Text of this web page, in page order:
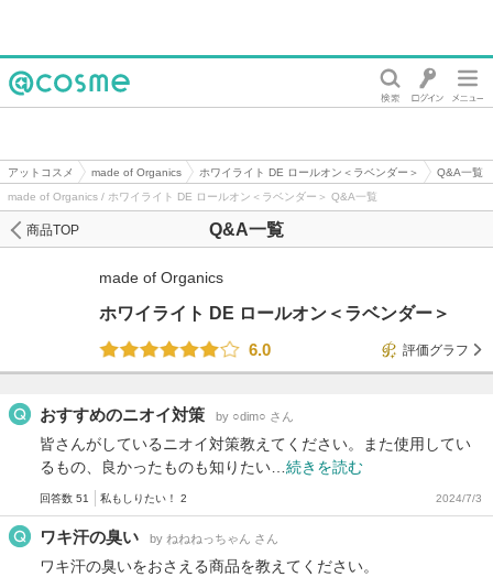
アットコスメ made of Organics ホワイライト DE ロールオン＜ラベンダー＞
Q&A一覧
made of Organics / ホワイライト DE ロールオン＜ラベンダー＞ Q&A一覧
Q&A一覧
商品TOP
made of Organics
ホワイライト DE ロールオン＜ラベンダー＞
6.0
評価グラフ
おすすめのニオイ対策 by ○dim○ さん
皆さんがしているニオイ対策教えてください。また使用してい
るもの、良かったものも知りたい… 続きを読む
回答数 51 私もしりたい！ 2 2024/7/3
ワキ汗の臭い by ねねねっちゃん さん
ワキ汗の臭いをおさえる商品を教えてください。